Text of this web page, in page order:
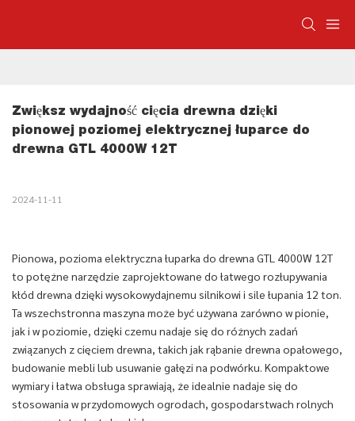
Zwiększ wydajność cięcia drewna dzięki
pionowej poziomej elektrycznej łuparce do
drewna GTL 4000W 12T
2024-11-11
Pionowa, pozioma elektryczna łuparka do drewna GTL 4000W 12T
to potężne narzędzie zaprojektowane do łatwego rozłupywania
kłód drewna dzięki wysokowydajnemu silnikowi i sile łupania 12 ton.
Ta wszechstronna maszyna może być używana zarówno w pionie,
jak i w poziomie, dzięki czemu nadaje się do różnych zadań
związanych z cięciem drewna, takich jak rąbanie drewna opałowego,
budowanie mebli lub usuwanie gałęzi na podwórku. Kompaktowe
wymiary i łatwa obsługa sprawiają, że idealnie nadaje się do
stosowania w przydomowych ogrodach, gospodarstwach rolnych